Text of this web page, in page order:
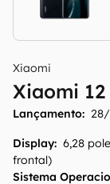
Xiaomi
Xiaomi 12
Lançamento:
Display: 6,28
frontal)
Sistema